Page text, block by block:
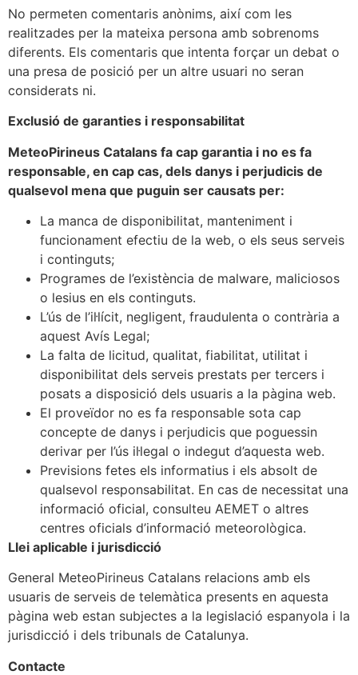
No permeten comentaris anònims, així com les
realitzades per la mateixa persona amb sobrenoms
diferents. Els comentaris que intenta forçar un debat o
una presa de posició per un altre usuari no seran
considerats ni.
Exclusió de garanties i responsabilitat
MeteoPirineus Catalans fa cap garantia i no es fa
responsable, en cap cas, dels danys i perjudicis de
qualsevol mena que puguin ser causats per:
La manca de disponibilitat, manteniment i
funcionament efectiu de la web, o els seus serveis
i continguts;
Programes de l’existència de malware, maliciosos
o lesius en els continguts.
L’ús de l’il·lícit, negligent, fraudulenta o contrària a
aquest Avís Legal;
La falta de licitud, qualitat, fiabilitat, utilitat i
disponibilitat dels serveis prestats per tercers i
posats a disposició dels usuaris a la pàgina web.
El proveïdor no es fa responsable sota cap
concepte de danys i perjudicis que poguessin
derivar per l’ús il·legal o indegut d’aquesta web.
Previsions fetes els informatius i els absolt de
qualsevol responsabilitat. En cas de necessitat una
informació oficial, consulteu AEMET o altres
centres oficials d’informació meteorològica.
Llei aplicable i jurisdicció
General MeteoPirineus Catalans relacions amb els
usuaris de serveis de telemàtica presents en aquesta
pàgina web estan subjectes a la legislació espanyola i la
jurisdicció i dels tribunals de Catalunya.
Contacte